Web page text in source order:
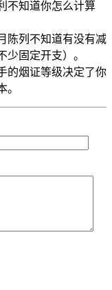
不知道你怎么计算
陈列不知道有没有减
少固定开支）。
的烟证等级决定了你
。